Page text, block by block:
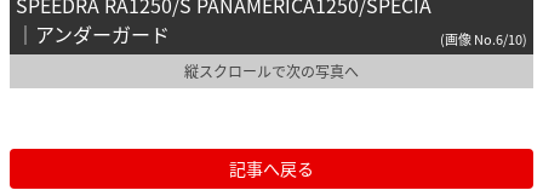
｜アンダーガード
(画像 No.6/10)
縦スクロールで次の写真へ
記事へ戻る